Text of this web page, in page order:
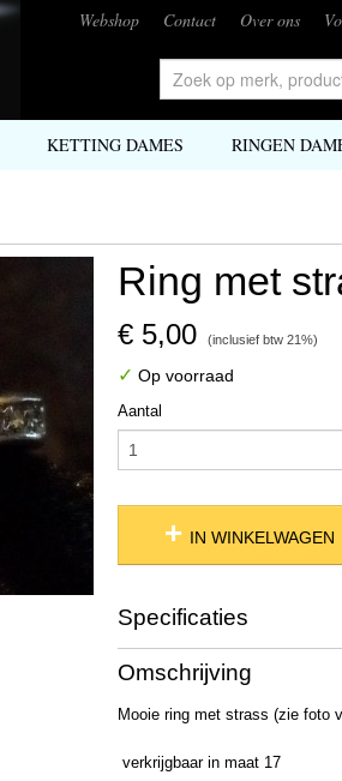
Webshop Contact Over ons
KETTING DAMES RINGEN
Ring met
€ 5,00 (inclusief btw 21%)
✓ Op voorraad
Aantal
IN WINKELWAGEN
Specificaties
Productcode
Productcode leverancier
Netto gewicht
Omschrijving
Mooie ring met strass (zie foto
verkrijgbaar in maat 17